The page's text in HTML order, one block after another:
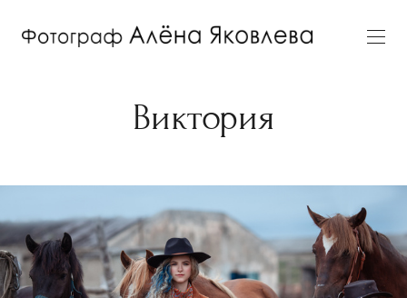
Виктория